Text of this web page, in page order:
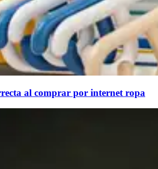
al comprar por internet ropa